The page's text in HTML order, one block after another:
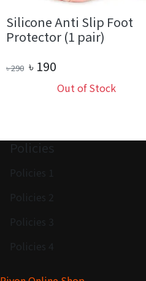
Silicone Anti Slip Foot
Protector (1 pair)
৳290 ৳ 190
Out of Stock
Policies
Policies 1
Policies 2
Policies 3
Policies 4